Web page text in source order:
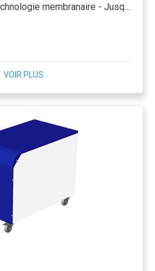
Pureté standard - Technologie membranaire - Jusqu'à 35 L/min
VOIR PLUS